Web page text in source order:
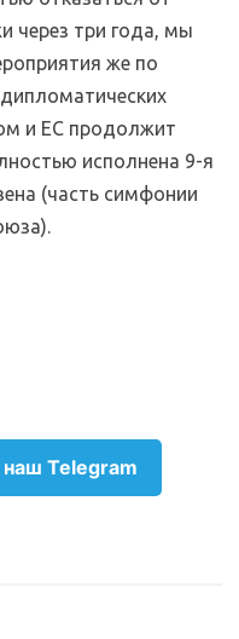
через три года, мы
же по
и ЕС продолжит
исполнена 9-я
(часть симфонии
т
п
р
Telegram